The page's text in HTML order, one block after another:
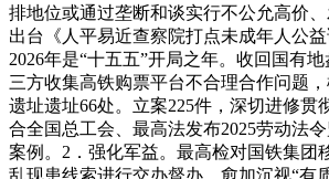
排地位或通过垄断和谈实行不公允高价
出台《人平易近查察院打点未成年人公益
2026年是“十五五”开局之年。收回国有
三方收集高铁购票平台不合理合作问题
遗址遗址66处。立案225件，深切进修贯
合全国总工会、最高法发布2025劳动法
案例。2．强化军益。最高检对国铁集团
乱现患线索进行交办督办，愈加沉视“有